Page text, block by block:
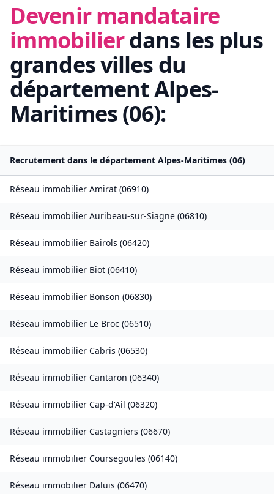
Devenir mandataire
immobilierdans les plus
grandes villes du
départementAlpes-
Maritimes(06):
Recrutement dans le département Alpes-Maritimes (06)
Réseau immobilier Amirat (06910)
Réseau immobilier Auribeau-sur-Siagne (06810)
Réseau immobilier Bairols (06420)
Réseau immobilier Biot (06410)
Réseau immobilier Bonson (06830)
Réseau immobilier Le Broc (06510)
Réseau immobilier Cabris (06530)
Réseau immobilier Cantaron (06340)
Réseau immobilier Cap-d'Ail (06320)
Réseau immobilier Castagniers (06670)
Réseau immobilier Coursegoules (06140)
Réseau immobilier Daluis (06470)